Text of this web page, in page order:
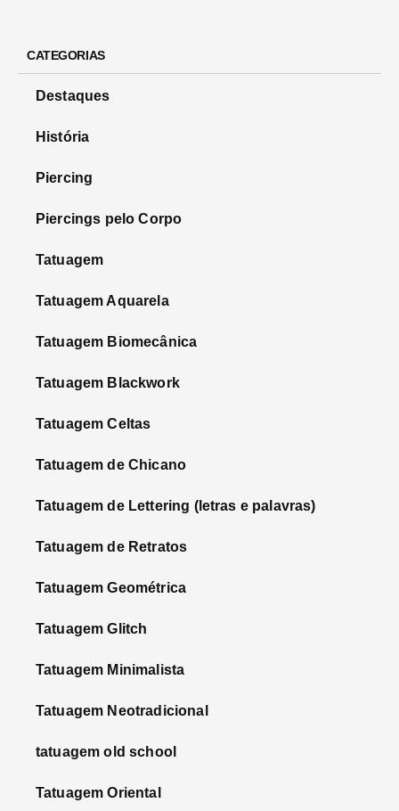
CATEGORIAS
Destaques
História
Piercing
Piercings pelo Corpo
Tatuagem
Tatuagem Aquarela
Tatuagem Biomecânica
Tatuagem Blackwork
Tatuagem Celtas
Tatuagem de Chicano
Tatuagem de Lettering (letras e palavras)
Tatuagem de Retratos
Tatuagem Geométrica
Tatuagem Glitch
Tatuagem Minimalista
Tatuagem Neotradicional
tatuagem old school
Tatuagem Oriental